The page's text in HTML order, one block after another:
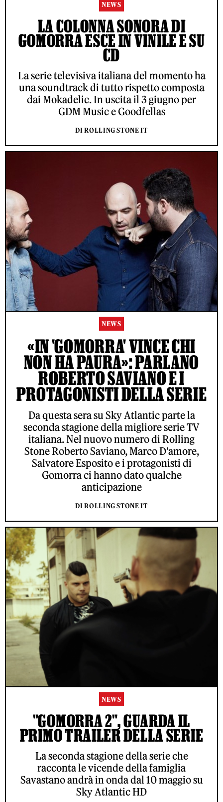
NEWS
LA COLONNA SONORA DI
GOMORRA ESCE IN VINILE E SU
CD
La serie televisiva italiana del momento ha
una soundtrack di tutto rispetto composta
dai Mokadelic. In uscita il 3 giugno per
GDM Music e Goodfellas
DI ROLLING STONE IT
NEWS
«IN 'GOMORRA' VINCE CHI
NON HA PAURA»: PARLANO
ROBERTO SAVIANO E I
PROTAGONISTI DELLA SERIE
Da questa sera su Sky Atlantic parte la
seconda stagione della migliore serie TV
italiana. Nel nuovo numero di Rolling
Stone Roberto Saviano, Marco D'amore,
Salvatore Esposito e i protagonisti di
Gomorra ci hanno dato qualche
anticipazione
DI ROLLING STONE IT
NEWS
"GOMORRA 2", GUARDA IL
PRIMO TRAILER DELLA SERIE
La seconda stagione della serie che
racconta le vicende della famiglia
Savastano andrà in onda dal 10 maggio su
Sky Atlantic HD